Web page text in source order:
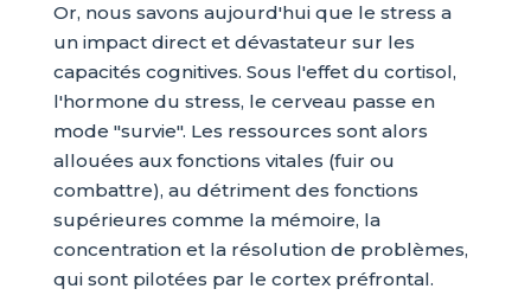
Or, nous savons aujourd'hui que le stress a
un impact direct et dévastateur sur les
capacités cognitives. Sous l'effet du cortisol,
l'hormone du stress, le cerveau passe en
mode "survie". Les ressources sont alors
allouées aux fonctions vitales (fuir ou
combattre), au détriment des fonctions
supérieures comme la mémoire, la
concentration et la résolution de problèmes,
qui sont pilotées par le cortex préfrontal.